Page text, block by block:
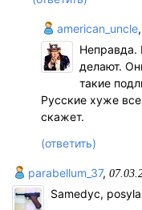
american_uncle
Неправда.
делают.
такие
Русские хуже
скажет.
(ответить)
parabellum_37,
Samedyc,